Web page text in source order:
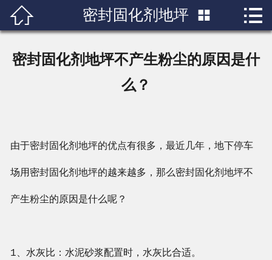
 首页
成功案例
行业知识
 密封固化剂地坪  
密封固化剂地坪不产生粉尘的原因是什
么？
由于密封固化剂地坪的优点有很多，最近几年，地下停车
场用密封固化剂地坪的越来越多，那么密封固化剂地坪不
产生粉尘的原因是什么呢？
1、水灰比：水泥砂浆配置时，水灰比合适。